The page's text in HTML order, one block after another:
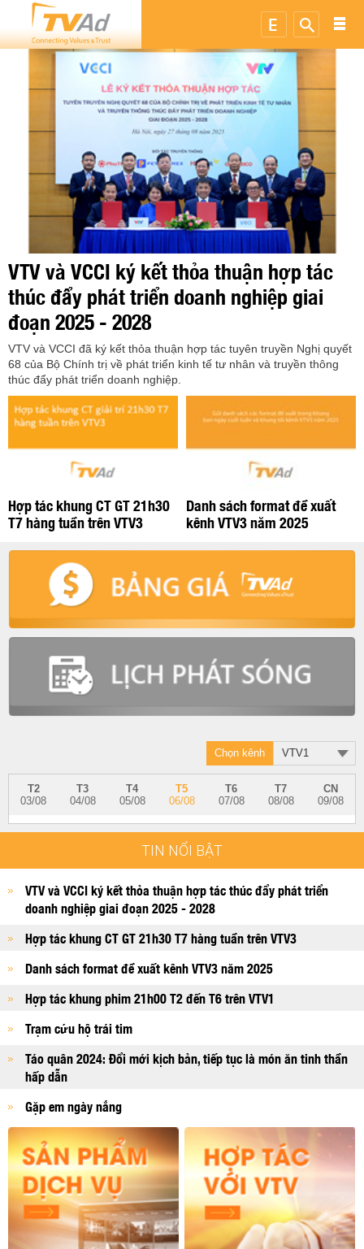
VTV và VCCI ký kết thỏa thuận hợp tác
thúc đẩy phát triển doanh nghiệp giai
đoạn 2025 - 2028
VTV và VCCI đã ký kết thỏa thuận hợp tác tuyên truyền Nghị quyết
68 của Bộ Chính trị về phát triển kinh tế tư nhân và truyền thông
thúc đẩy phát triển doanh nghiệp.
Hợp tác khung CT GT 21h30
T7 hàng tuần trên VTV3
Danh sách format đề xuất
kênh VTV3 năm 2025
Chọn kênh VTV1
T2
03/08
T3
04/08
T4
05/08
T5
06/08
T6
07/08
T7
08/08
CN
09/08
TIN NỔI BẬT
VTV và VCCI ký kết thỏa thuận hợp tác thúc đẩy phát triển
doanh nghiệp giai đoạn 2025 - 2028
Hợp tác khung CT GT 21h30 T7 hàng tuần trên VTV3
Danh sách format đề xuất kênh VTV3 năm 2025
Hợp tác khung phim 21h00 T2 đến T6 trên VTV1
Trạm cứu hộ trái tim
Táo quân 2024: Đổi mới kịch bản, tiếp tục là món ăn tinh thần
hấp dẫn
Gặp em ngày nắng